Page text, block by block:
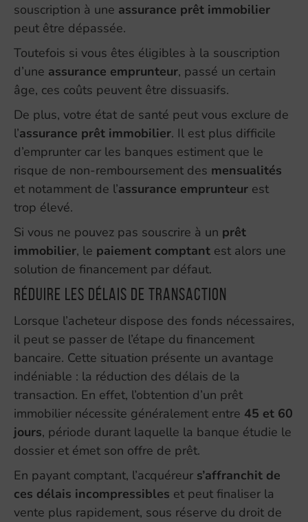
souscription à une assurance prêt immobilier
peut être dépassée.
Toutefois si vous êtes éligibles à la souscription
d’une assurance emprunteur, passé un certain
âge, ces coûts peuvent être dissuasifs.
De plus, votre état de santé peut vous exclure de
l’assurance prêt immobilier. Il est plus difficile
d’emprunter car les banques estiment que le
risque de non-remboursement des mensualités
et notamment de l’assurance emprunteur est
trop élevé.
Si vous ne pouvez pas souscrire à un prêt
immobilier, le paiement comptant est alors une
solution de financement par défaut.
Réduire les délais de transaction
Lorsque l’acheteur dispose des fonds nécessaires,
il peut se passer de l’étape du financement
bancaire. Cette situation présente un avantage
indéniable : la réduction des délais de la
transaction. En effet, l’obtention d’un prêt
immobilier nécessite généralement entre 45 et 60
jours, période durant laquelle la banque étudie le
dossier et émet son offre de prêt.
En payant comptant, l’acquéreur s’affranchit de
ces délais incompressibles et peut finaliser la
vente plus rapidement, sous réserve du droit de